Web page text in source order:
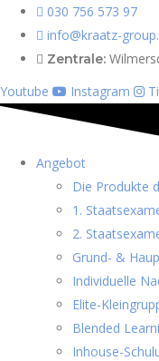
030 756 573 97
info@kraatz-
Zentrale:
Youtube
Instagram
Angebot
Die Produkte
1.
2.
Grund- &
Individuelle
Elite-
Blended
Inhouse-